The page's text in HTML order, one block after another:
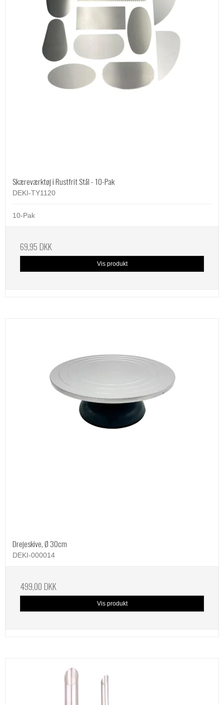
Skæreværktøj i Rustfrit Stål - 10-Pak
DEKI-TY1120
10-Pak
69,95 DKK
Vis produkt
Drejeskive, Ø 30cm
DEKI-000014
499,00 DKK
Vis produkt